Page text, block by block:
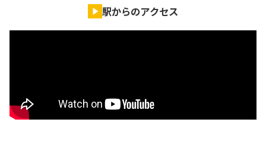
駅からのアクセス